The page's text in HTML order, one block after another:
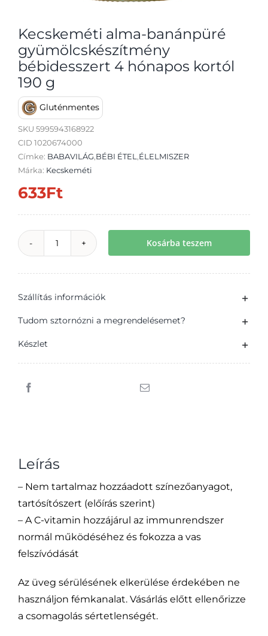
Átvétel
Kecskeméti alma-banánpüré
gyümölcskészítmény
bébidesszert 4 hónapos kortól
190 g
Gluténmentes
SKU 5995943168922
CID 1020674000
Címke: BABAVILÁG,BÉBI ÉTEL ,ÉLELMISZER
Márka: Kecskeméti
633Ft
Kecskeméti
gyümölcskészítmény
bébidesszert
Kosárba teszem
Szállítás információk
Tudom sztornózni a megrendelésemet?
Készlet
Leírás
– Nem tartalmaz hozzáadott színezőanyagot,
tartósítószert (előírás szerint)
– A C-vitamin hozzájárul az immunrendszer
normál működéséhez és fokozza a vas
felszívódását
Az üveg sérülésének elkerülése érdekében ne
használjon fémkanalat. Vásárlás előtt ellenőrizze
a csomagolás sértetlenségét.